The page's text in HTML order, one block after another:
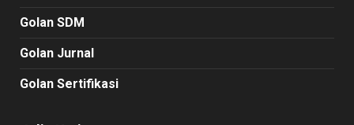
Golan SDM
Golan Jurnal
Golan Sertifikasi